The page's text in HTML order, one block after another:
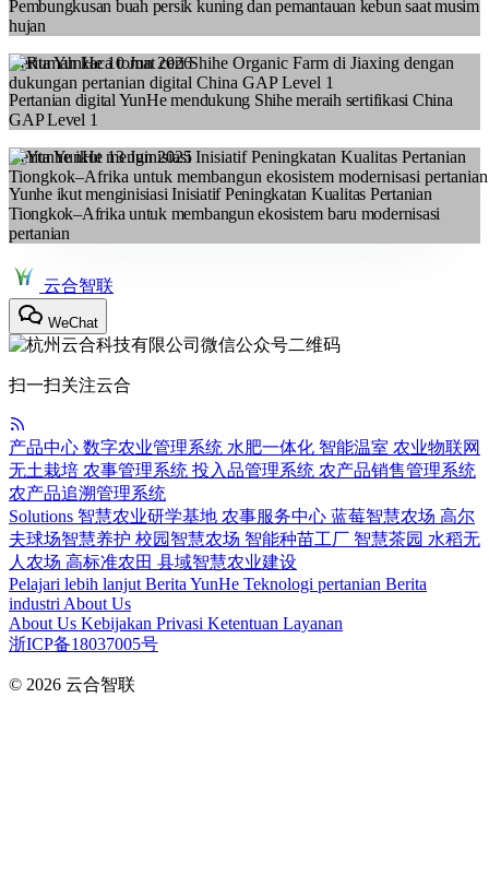
Pembungkusan buah persik kuning dan pemantauan kebun saat musim
hujan
Berita YunHe 10 Jun 2026
Pertanian digital YunHe mendukung Shihe meraih sertifikasi China
GAP Level 1
Berita YunHe 13 Jun 2025
Yunhe ikut menginisiasi Inisiatif Peningkatan Kualitas Pertanian
Tiongkok–Afrika untuk membangun ekosistem baru modernisasi
pertanian
云合智联
WeChat
扫一扫关注云合
产品中心 数字农业管理系统 水肥一体化 智能温室 农业物联网
无土栽培 农事管理系统 投入品管理系统 农产品销售管理系统
农产品追溯管理系统
Solutions 智慧农业研学基地 农事服务中心 蓝莓智慧农场 高尔
夫球场智慧养护 校园智慧农场 智能种苗工厂 智慧茶园 水稻无
人农场 高标准农田 县域智慧农业建设
Pelajari lebih lanjut Berita YunHe Teknologi pertanian Berita
industri About Us
About Us Kebijakan Privasi Ketentuan Layanan
浙ICP备18037005号
© 2026 云合智联